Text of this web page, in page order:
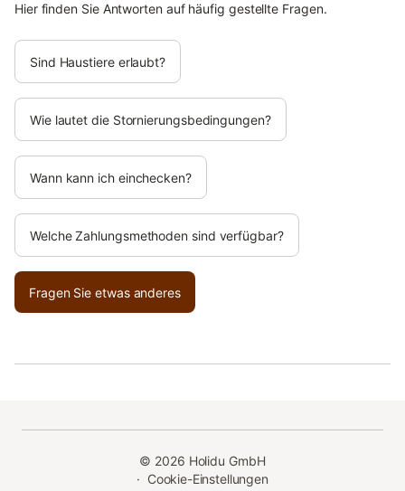
Hier finden Sie Antworten auf häufig gestellte Fragen.
Sind Haustiere erlaubt?
Wie lautet die Stornierungsbedingungen?
Wann kann ich einchecken?
Welche Zahlungsmethoden sind verfügbar?
Fragen Sie etwas anderes
© 2026 Holidu GmbH
· Cookie-Einstellungen